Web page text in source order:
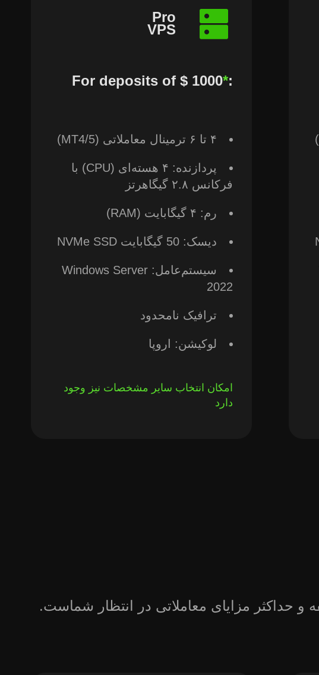
Pro
VPS
*:
۴ تا ۶ ترمینال معاملاتی (MT4/5)
پردازنده: ۴ هسته‌ای (CPU) با
فرکانس ۲.۸ گیگاهرتز
رم: ۴ گیگابایت (RAM)
دیسک: 50 گیگابایت NVMe SSD
سیستم‌عامل: Windows Server
2022
ترافیک نامحدود
لوکیشن: اروپا
امکان انتخاب سایر مشخصات نیز وجود
دارد